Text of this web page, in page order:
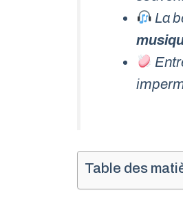
La
Table des